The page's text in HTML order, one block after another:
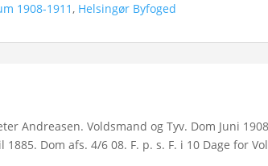
1908-1911, Helsingør Byfoged
Andreasen. Voldsmand og Tyv. Dom Juni
Dom afs. 4/6 08. F. p. s. F. i 10 Dage for